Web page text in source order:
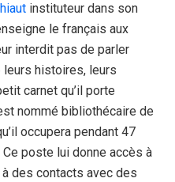
instituteur dans son
le français aux
interdit pas de parler
leurs histoires, leurs
carnet qu’il porte
nommé bibliothécaire de
occupera pendant 47
Ce poste lui donne accès à
des contacts avec des